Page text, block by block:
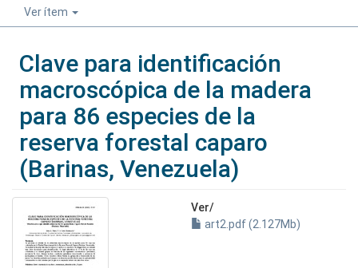
Ver ítem
Clave para identificación
macroscópica de la madera
para 86 especies de la
reserva forestal caparo
(Barinas, Venezuela)
Ver/
art2.pdf (2.127Mb)